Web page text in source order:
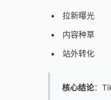
拉新曝光
内容种草
站外转化
核心结论：